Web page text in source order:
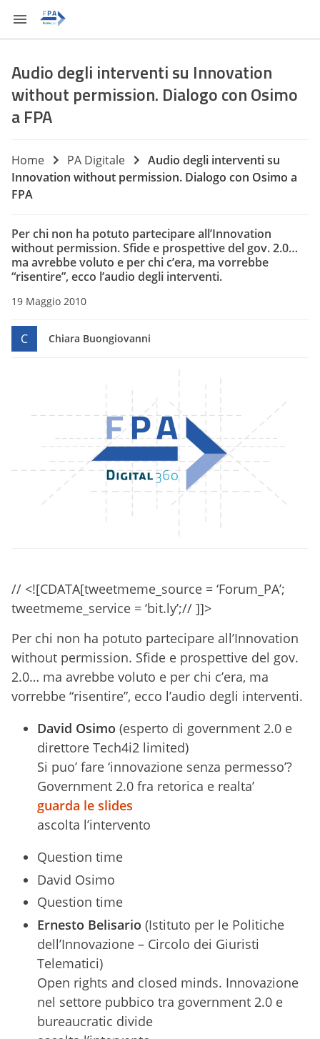
Audio degli interventi su Innovation
without permission. Dialogo con Osimo
a FPA
Home PA Digitale
Audio degli interventi su
Innovation without permission. Dialogo con Osimo a
FPA
Per chi non ha potuto partecipare all’Innovation
without permission. Sfide e prospettive del gov. 2.0…
ma avrebbe voluto e per chi c’era, ma vorrebbe
“risentire”, ecco l’audio degli interventi.
19 Maggio 2010
C Chiara Buongiovanni
// <![CDATA[tweetmeme_source = ‘Forum_PA’;
tweetmeme_service = ‘bit.ly’;// ]]>
Per chi non ha potuto partecipare all’Innovation
without permission. Sfide e prospettive del gov.
2.0… ma avrebbe voluto e per chi c’era, ma
vorrebbe “risentire”, ecco l’audio degli interventi.
David Osimo (esperto di government 2.0 e
direttore Tech4i2 limited)
Si puo’ fare ‘innovazione senza permesso’?
Government 2.0 fra retorica e realta’
guarda le slides
ascolta l’intervento
Question time
David Osimo
Question time
Ernesto Belisario (Istituto per le Politiche
dell’Innovazione – Circolo dei Giuristi
Telematici)
Open rights and closed minds. Innovazione
nel settore pubbico tra government 2.0 e
bureaucratic divide